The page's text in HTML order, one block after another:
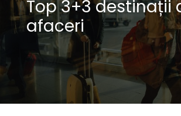
Top 3+3 destinații
afaceri